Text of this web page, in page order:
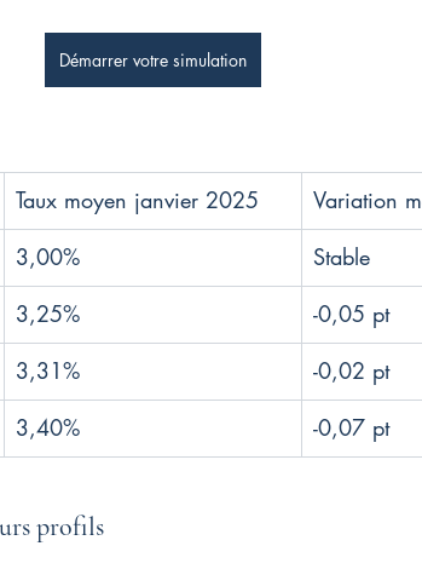
Démarrer votre simulation
Taux moyen janvier 2025
Variation
3,00%
Stable
3,25%
-0,05 pt
3,31%
-0,02 pt
3,40% -0,07 pt
profils